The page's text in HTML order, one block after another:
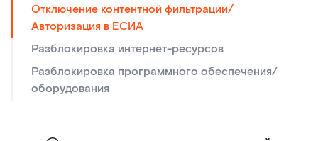
Отключение контентной фильтрации/
Авторизация в ЕСИА
Разблокировка интернет-ресурсов
Разблокировка программного обеспечения/
оборудования